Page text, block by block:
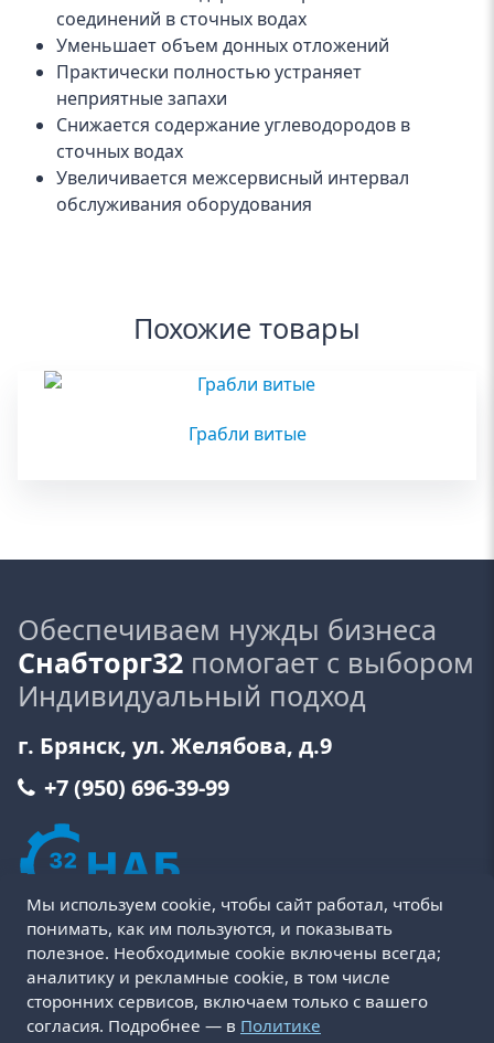
соединений в сточных водах
Уменьшает объем донных отложений
Практически полностью устраняет
неприятные запахи
Снижается содержание углеводородов в
сточных водах
Увеличивается межсервисный интервал
обслуживания оборудования
Похожие товары
Грабли витые
Обеспечиваем нужды бизнеса
Снабторг32 помогает с выбором
Индивидуальный подход
г. Брянск, ул. Желябова, д.9
+7 (950) 696-39-99
Пользовательское соглашение
Политика cookie
Политика конфиденциальности Оферта
Мы используем cookie, чтобы сайт работал, чтобы
понимать, как им пользуются, и показывать
полезное. Необходимые cookie включены всегда;
аналитику и рекламные cookie, в том числе
сторонних сервисов, включаем только с вашего
согласия. Подробнее — в Политике